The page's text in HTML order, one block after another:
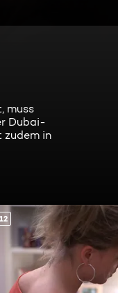
muss
Dubai-
zudem in
12